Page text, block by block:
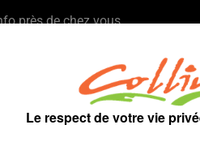
près de chez vous
recrutements par centaine sur le
cherche des volontaires
Le respect de votre vie